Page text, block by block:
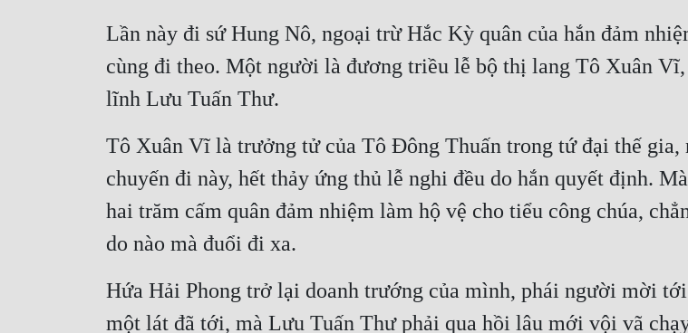
Lần này đi sứ Hung Nô, ngoại trừ Hắc Kỳ quân của hắn đảm
cùng đi theo. Một người là đương triều lễ bộ thị lang Tô Xuân
lĩnh Lưu Tuấn Thư.
Tô Xuân Vĩ là trưởng tử của Tô Đông Thuấn trong tứ đại thế gia,
chuyến đi này, hết thảy ứng thủ lễ nghi đều do hắn quyết định.
hai trăm cấm quân đảm nhiệm làm hộ vệ cho tiểu công chúa,
do nào mà đuổi đi xa.
Hứa Hải Phong trở lại doanh trướng của mình, phái người mời
một lát đã tới, mà Lưu Tuấn Thư phải qua hồi lâu mới vội vã